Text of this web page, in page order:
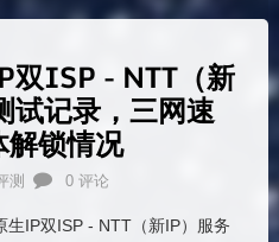
双ISP - NTT（新
记录，三网速
锁情况
测 0 评论
生IP双ISP - NTT（新IP）服务